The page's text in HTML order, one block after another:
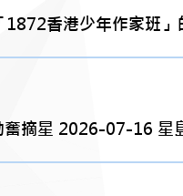
香港少年作家班
奮摘星 2026-07-16 星